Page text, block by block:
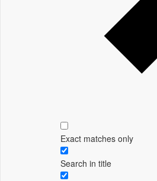
Exact matches only
Search in title